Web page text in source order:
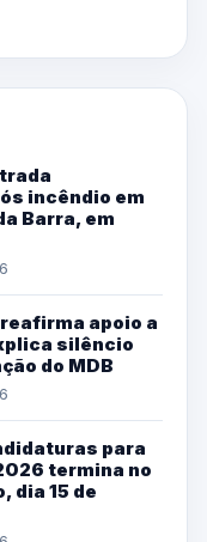
incêndio em
Barra, em
apoio a
silêncio
do MDB
para
termina no
dia 15 de